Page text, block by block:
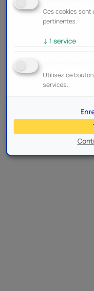
Ces cookies sont
pertinentes.
↓ 1 service
Utilisez ce
services.